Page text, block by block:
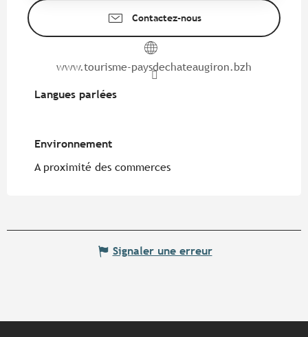
Contactez-nous
www.tourisme-paysdechateaugiron.bzh
Langues parlées
Langues parlées
Environnement
Environnement
A proximité des commerces
Signaler une erreur